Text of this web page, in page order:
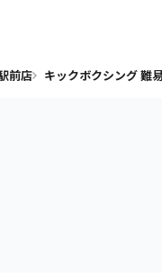
前店 キックボクシング